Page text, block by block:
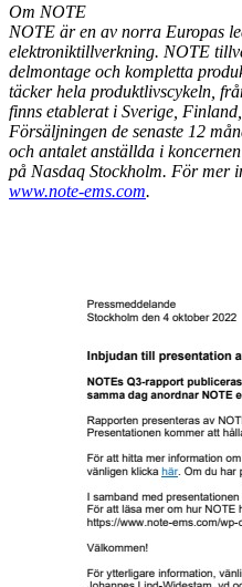
Om NOTE
NOTE är en av norra Europas
elektroniktillverkning. NOTE
delmontage och kompletta
täcker hela produktlivscykeln,
finns etablerat i Sverige,
Försäljningen de senaste 12
och antalet anställda i
på Nasdaq Stockholm. För mer
www.note-ems.com.